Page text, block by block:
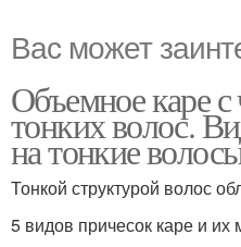
Вас может
Объемное каре с
тонких волос.
на тонкие
Тонкой структурой волос
5 видов причесок каре и